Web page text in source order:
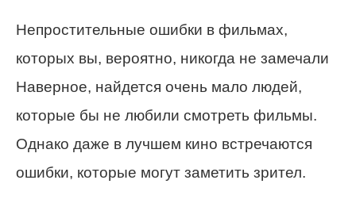
Непростительные ошибки в фильмах,
которых вы, вероятно, никогда не замечали
Наверное, найдется очень мало людей,
которые бы не любили смотреть фильмы.
Однако даже в лучшем кино встречаются
ошибки, которые могут заметить зрител.